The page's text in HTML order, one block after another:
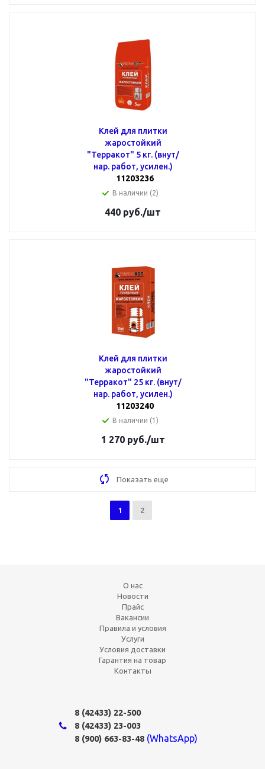
Клей для плитки
жаростойкий
"Терракот" 5 кг. (внут/
нар. работ, усилен.)
11203236
В наличии (2)
440 руб./шт
Клей для плитки
жаростойкий
"Терракот" 25 кг. (внут/
нар. работ, усилен.)
11203240
В наличии (1)
1 270руб./шт
Показать еще
1 2
О нас
Новости
Прайс
Вакансии
Правила и условия
Услуги
Условия доставки
Гарантия на товар
Контакты
8 (42433) 22-500
8 (42433) 23-003
8 (900) 663-83-48 (WhatsApp)